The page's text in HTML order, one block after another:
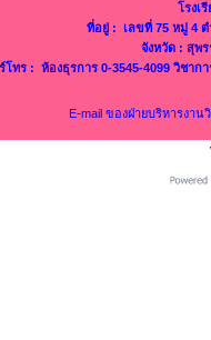
โรงเ
ที่อยู่ : เลขที่ 75 หมู่ 4
จังหวัด : สุ
โทร : ห้องธุรการ 0-3545-4099 วิชา
E-mail ของฝ่ายบริหารงาน